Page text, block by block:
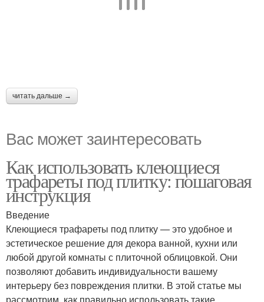
читать дальше →
Вас может заинтересовать
Как использовать клеющиеся
трафареты под плитку: пошаговая
инструкция
Введение
Клеющиеся трафареты под плитку — это удобное и
эстетическое решение для декора ванной, кухни или
любой другой комнаты с плиточной облицовкой. Они
позволяют добавить индивидуальности вашему
интерьеру без повреждения плитки. В этой статье мы
рассмотрим, как правильно использовать такие